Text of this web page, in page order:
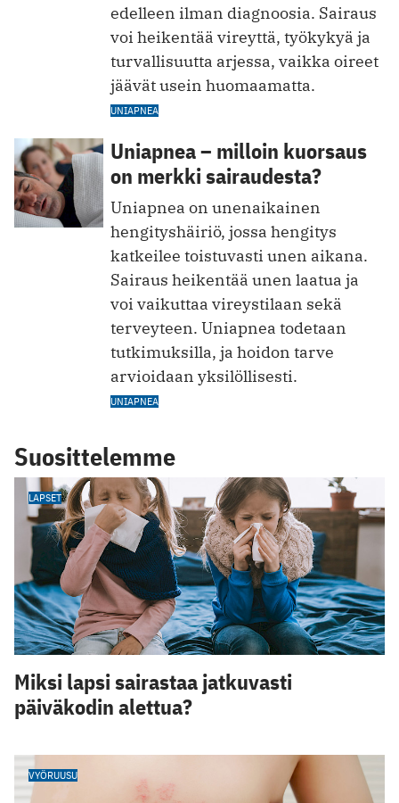
edelleen ilman diagnoosia. Sairaus
voi heikentää vireyttä, työkykyä ja
turvallisuutta arjessa, vaikka oireet
jäävät usein huomaamatta.
UNIAPNEA
Uniapnea – milloin kuorsaus
on merkki sairaudesta?
Uniapnea on unenaikainen
hengityshäiriö, jossa hengitys
katkeilee toistuvasti unen aikana.
Sairaus heikentää unen laatua ja
voi vaikuttaa vireystilaan sekä
terveyteen. Uniapnea todetaan
tutkimuksilla, ja hoidon tarve
arvioidaan yksilöllisesti.
UNIAPNEA
Suosittelemme
LAPSET
Miksi lapsi sairastaa jatkuvasti
päiväkodin alettua?
VYÖRUUSU